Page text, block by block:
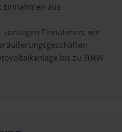
aus
Einnahmen, wie
bis zu 30kW